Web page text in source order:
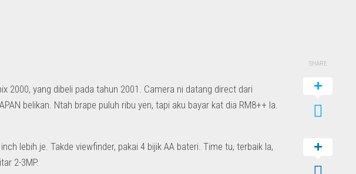
2000, yang dibeli pada tahun 2001. Camera ni datang direct dari
belikan. Ntah brape puluh ribu yen, tapi aku bayar kat dia RM8++ la.
lebih je. Takde viewfinder, pakai 4 bijik AA bateri. Time tu, terbaik la,
2-3MP.
SHARE